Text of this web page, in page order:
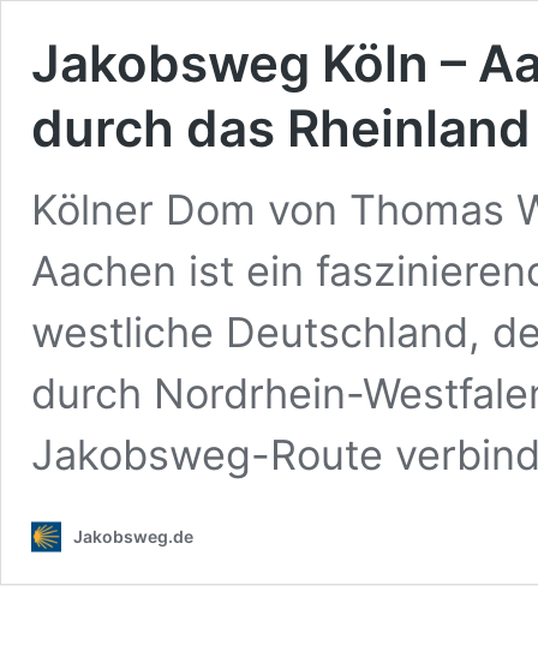
Jakobsweg Köln –
durch das Rheinland
Kölner Dom von Thomas
Aachen ist ein
westliche Deutschland,
durch Nordrhein-
Jakobsweg-Route
Jakobsweg.de